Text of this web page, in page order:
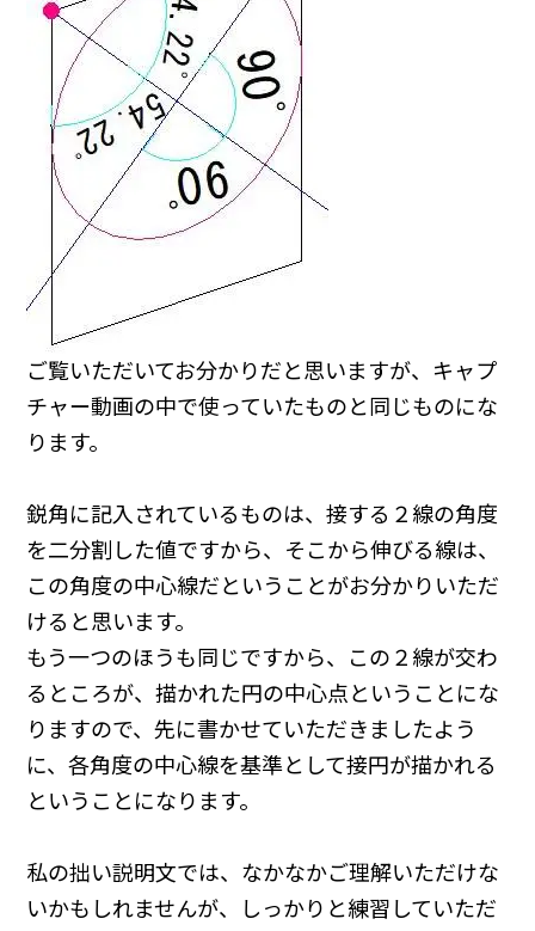
ご覧いただいてお分かりだと思いますが、キャプ
チャー動画の中で使っていたものと同じものにな
ります。
鋭角に記入されているものは、接する２線の角度
を二分割した値ですから、そこから伸びる線は、
この角度の中心線だということがお分かりいただ
けると思います。
もう一つのほうも同じですから、この２線が交わ
るところが、描かれた円の中心点ということにな
りますので、先に書かせていただきましたよう
に、各角度の中心線を基準として接円が描かれる
ということになります。
私の拙い説明文では、なかなかご理解いただけな
いかもしれませんが、しっかりと練習していただ